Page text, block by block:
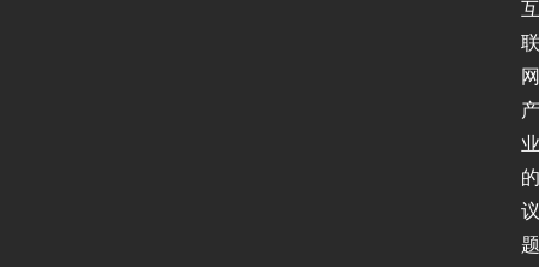
互
联
网
产
业
的
议
题